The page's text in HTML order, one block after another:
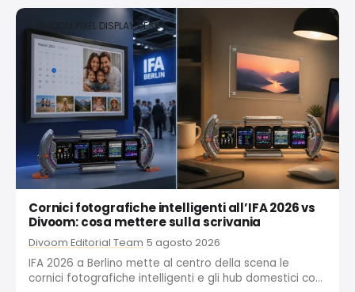
l’altra a un minor numero di schermi. Divoom trova un...
DIVOOM PIXEL DISPLAY DESK
Cornici fotografiche intelligenti all’IFA 2026 vs
Divoom: cosa mettere sulla scrivania
Divoom Editorial Team 5 agosto 2026
IFA 2026 a Berlino mette al centro della scena le
cornici fotografiche intelligenti e gli hub domestici con